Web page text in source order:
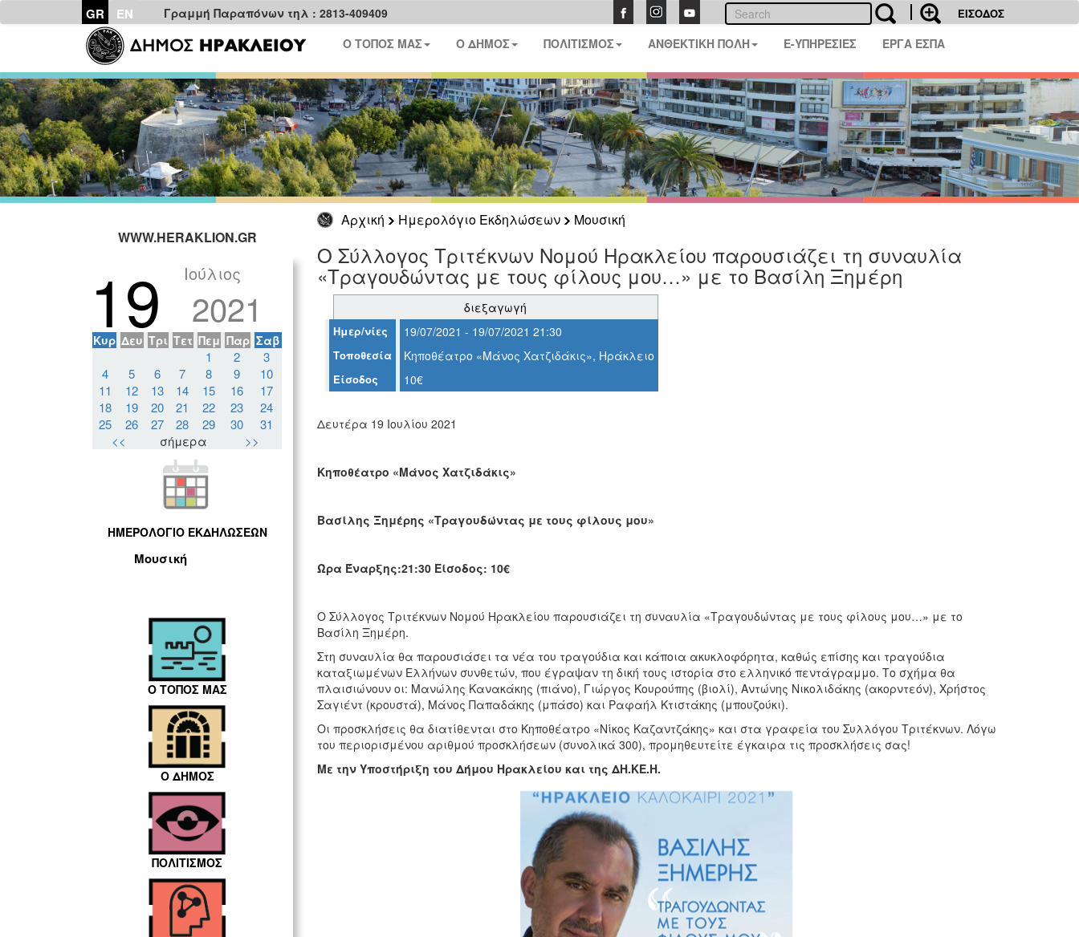
GR EN Γραμμή Παραπόνων τηλ : 2813-409409 ΕΙΣΟΔΟΣ
Ο ΤΟΠΟΣ ΜΑΣ Ο ΔΗΜΟΣ ΠΟΛΙΤΙΣΜΟΣ ΑΝΘΕΚΤΙΚΗ ΠΟΛΗ E-ΥΠΗΡΕΣΙΕΣ ΕΡΓΑ ΕΣΠΑ
Αρχική Ημερολόγιο Εκδηλώσεων
Μουσική
WWW.HERAKLION.GR
19 Ιούλιος
2021
Κυρ Δευ Τρι Τετ Πεμ Παρ Σαβ
1 2
3
4
5 6 7 8 9
10
11
12 13 14 15 16
17
18
19 20 21 22 23
24
25
26 27 28 29 30
31
<<
σήμερα >>
ΗΜΕΡΟΛΟΓΙΟ ΕΚΔΗΛΩΣΕΩΝ
Μουσική
Ο ΤΟΠΟΣ ΜΑΣ
Ο ΔΗΜΟΣ
ΠΟΛΙΤΙΣΜΟΣ
Ο Σύλλογος Τριτέκνων Νομού Ηρακλείου παρουσιάζει τη συναυλία
«Τραγουδώντας με τους φίλους μου…» με το Βασίλη Ξημέρη
διεξαγωγή
Ημερ/νίες 19/07/2021 - 19/07/2021 21:30
Τοποθεσία Κηποθέατρο «Μάνος Χατζιδάκις», Ηράκλειο
Είσοδος 10€
Δευτέρα 19 Ιουλίου 2021
Κηποθέατρο «Μάνος Χατζιδάκις»
Βασίλης Ξημέρης «Τραγουδώντας με τους φίλους μου»
Ώρα Έναρξης:21:30 Είσοδος: 10€
Ο Σύλλογος Τριτέκνων Νομού Ηρακλείου παρουσιάζει τη συναυλία «Τραγουδώντας με τους φίλους μου…» με το
Βασίλη Ξημέρη.
Στη συναυλία θα παρουσιάσει τα νέα του τραγούδια και κάποια ακυκλοφόρητα, καθώς επίσης και τραγούδια
καταξιωμένων Ελλήνων συνθετών, που έγραψαν τη δική τους ιστορία στο ελληνικό πεντάγραμμο. Το σχήμα θα
πλαισιώνουν οι: Μανώλης Κανακάκης (πιάνο), Γιώργος Κουρούπης (βιολί), Αντώνης Νικολιδάκης (ακορντεόν), Χρήστος
Σαγιέντ (κρουστά), Μάνος Παπαδάκης (μπάσο) και Ραφαήλ Κτιστάκης (μπουζούκι).
Οι προσκλήσεις θα διατίθενται στο Κηποθέατρο «Νίκος Καζαντζάκης» και στα γραφεία του Συλλόγου Τριτέκνων. Λόγω
του περιορισμένου αριθμού προσκλήσεων (συνολικά 300), προμηθευτείτε έγκαιρα τις προσκλήσεις σας!
Με την Υποστήριξη του Δήμου Ηρακλείου και της ΔΗ.ΚΕ.Η.